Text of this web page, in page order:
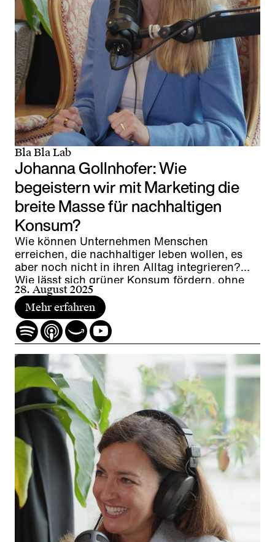
Bla Bla Lab
Johanna Gollnhofer: Wie
begeistern wir mit Marketing die
breite Masse für nachhaltigen
Konsum?
Wie können Unternehmen Menschen
erreichen, die nachhaltiger leben wollen, es
aber noch nicht in ihren Alltag integrieren?
Wie lässt sich grüner Konsum fördern, ohne
Greenwashing zu betreiben? Und welches
Potential steckt zwischen den Extremen von
Ökofans und Ökomuffeln?
28. August 2025
Mehr erfahren